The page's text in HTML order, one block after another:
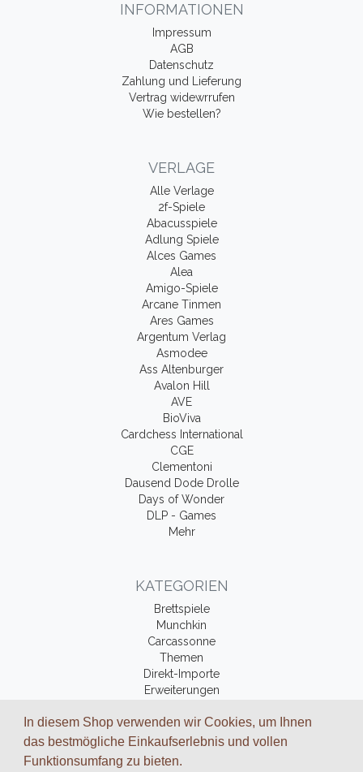
INFORMATIONEN
Impressum
AGB
Datenschutz
Zahlung und Lieferung
Vertrag widewrrufen
Wie bestellen?
VERLAGE
Alle Verlage
2f-Spiele
Abacusspiele
Adlung Spiele
Alces Games
Alea
Amigo-Spiele
Arcane Tinmen
Ares Games
Argentum Verlag
Asmodee
Ass Altenburger
Avalon Hill
AVE
BioViva
Cardchess International
CGE
Clementoni
Dausend Dode Drolle
Days of Wonder
DLP - Games
Mehr
KATEGORIEN
Brettspiele
Munchkin
Carcassonne
Themen
Direkt-Importe
Erweiterungen
Zubehör
In diesem Shop verwenden wir Cookies, um Ihnen
das bestmögliche Einkaufserlebnis und vollen
Funktionsumfang zu bieten.